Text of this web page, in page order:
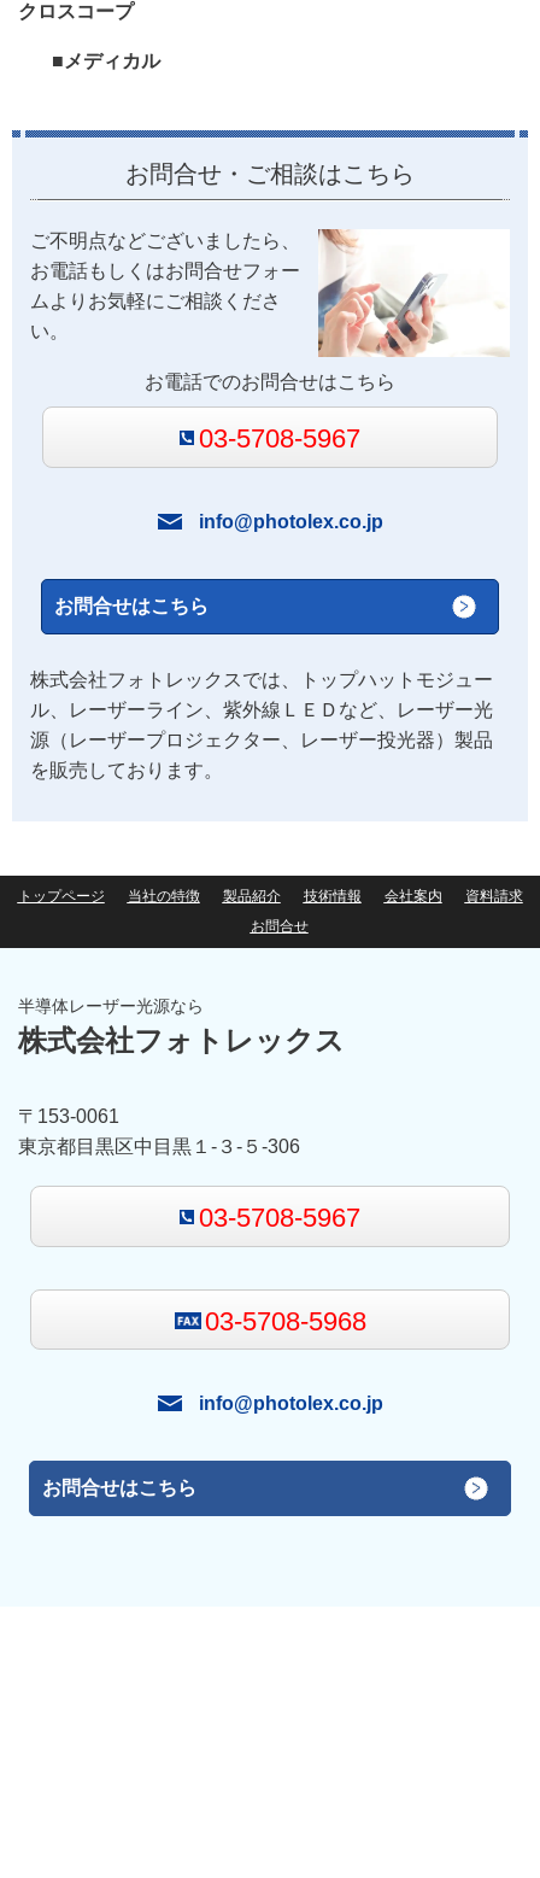
クロスコープ
■メディカル
お問合せ・ご相談はこちら
ご不明点などございましたら、
お電話もしくはお問合せフォー
ムよりお気軽にご相談くださ
い。
お電話でのお問合せはこちら
03-5708-5967
info@photolex.co.jp
お問合せはこちら
株式会社フォトレックスでは、トップハットモジュー
ル、レーザーライン、紫外線ＬＥＤなど、レーザー光
源（レーザープロジェクター、レーザー投光器）製品
を販売しております。
トップページ 当社の特徴 製品紹介 技術情報 会社案内
資料請求
お問合せ
半導体レーザー光源なら
株式会社フォトレックス
〒153-0061
東京都目黒区中目黒１-３-５-306
03-5708-5967
03-5708-5968
info@photolex.co.jp
お問合せはこちら